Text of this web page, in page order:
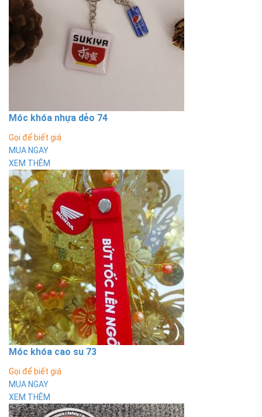
Móc khóa nhựa dẻo 74
Gọi để biết giá
MUA NGAY
XEM THÊM
Móc khóa cao su 73
Gọi để biết giá
MUA NGAY
XEM THÊM